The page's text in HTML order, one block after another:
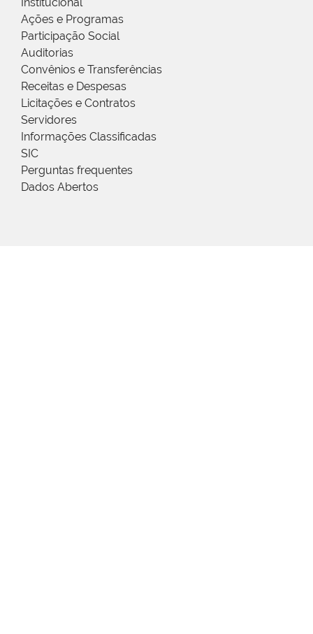
Ações e Programas
Participação Social
Auditorias
Convênios e Transferências
Receitas e Despesas
Licitações e Contratos
Servidores
Informações Classificadas
SIC
Perguntas frequentes
Dados Abertos